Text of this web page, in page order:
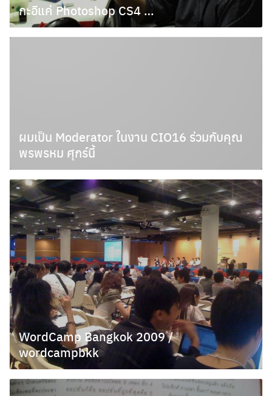
Search
for:
กะอีแค่ Photoshop CS4 …
พฤศจิกายน 26, 2009
ผมเป็น Moderator ในงาน CIO16 ร่วมกับคุณ
พรพรหม ศุกร์นี้
พฤศจิกายน 17, 2009
WordCamp Bangkok 2009 /
wordcampbkk
พฤศจิกายน 15, 2009